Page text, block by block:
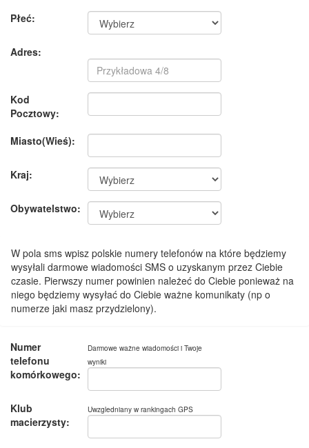
Płeć:
Adres:
Kod
Pocztowy:
Miasto(Wieś):
Kraj:
Obywatelstwo:
W pola sms wpisz polskie numery telefonów na które będziemy
wysyłali darmowe wiadomości SMS o uzyskanym przez Ciebie
czasie. Pierwszy numer powinien należeć do Ciebie ponieważ na
niego będziemy wysyłać do Ciebie ważne komunikaty (np o
numerze jaki masz przydzielony).
Numer
telefonu
komórkowego:
Darmowe ważne wiadomości i Twoje
wyniki
Klub
macierzysty:
Uwzgledniany w rankingach GPS